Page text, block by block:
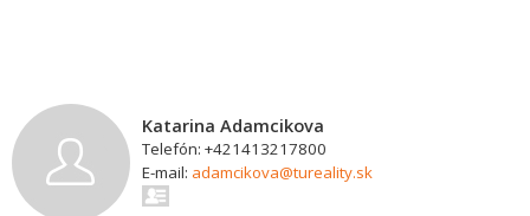
Katarina Adamcikova
Telefón: +421413217800
E-mail: adamcikova@tureality.sk